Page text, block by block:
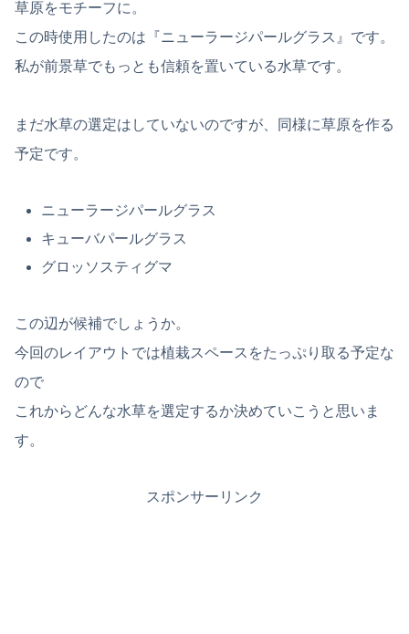
草原をモチーフに。
この時使用したのは『ニューラージパールグラス』です。
私が前景草でもっとも信頼を置いている水草です。
まだ水草の選定はしていないのですが、同様に草原を作る
予定です。
ニューラージパールグラス
キューバパールグラス
グロッソスティグマ
この辺が候補でしょうか。
今回のレイアウトでは植栽スペースをたっぷり取る予定な
ので
これからどんな水草を選定するか決めていこうと思いま
す。
スポンサーリンク